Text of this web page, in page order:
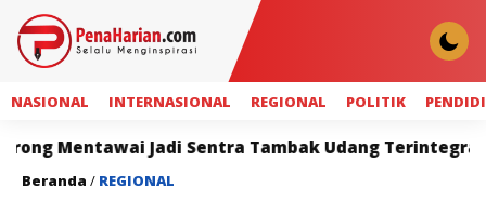
NASIONAL INTERNASIONAL REGIONAL POLITIK
Jadi Sentra Tambak Udang Terintegrasi
Beranda / REGIONAL